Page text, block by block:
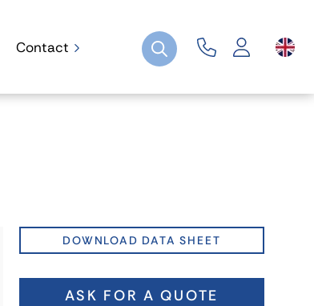
Contact
DOWNLOAD DATA SHEET
ASK FOR A QUOTE